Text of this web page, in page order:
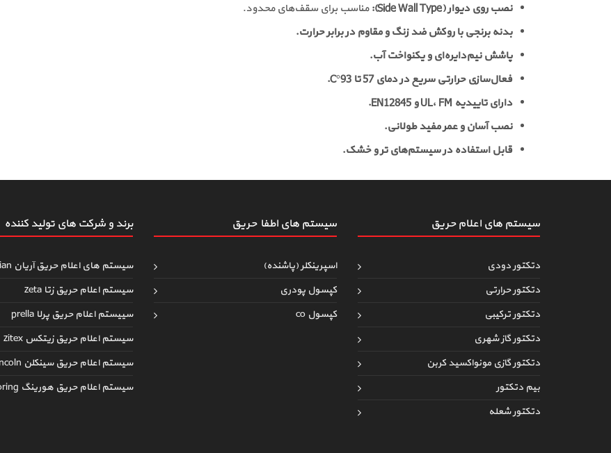
نصب روی دیوار (Side Wall Type):
مناسب برای سقف‌های محدود.
بدنه برنجی با روکش ضد زنگ و مقاوم در برابر حرارت.
پاشش نیم‌دایره‌ای و یکنواخت آب.
فعال‌سازی حرارتی سریع در دمای 57 تا 93°C.
دارای تاییدیه UL، FM و EN12845.
نصب آسان و عمر مفید طولانی.
قابل استفاده در سیستم‌های تر و خشک.
سیستم های اعلام حریق
دتکتور دودی
دتکتور حرارتی
دتکتور ترکیبی
دتکتور گاز شهری
دتکتور گازی مونواکسید کربن
بیم دتکتور
دتکتور شعله
سیستم های اطفاءحریق
اسپرینکلر (پاشنده)
کپسول پودری
کپسول co
برند و شرکت های تولید کننده
سیستم های اعلام حریق آریان arian
سیستم اعلام حریق زتا zeta
سییستم اعلام حریق پرلا prella
سیستم اعلام حریق زیتکس zitex
سیستم اعلام حریق سینکلن syncoln
سیستم اعلام حریق هورینگ horing